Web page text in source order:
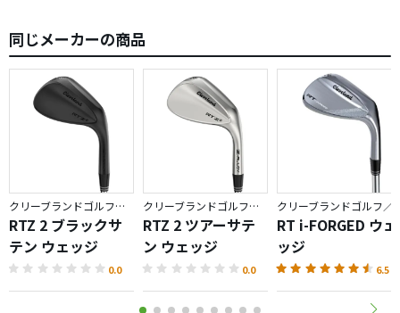
同じメーカーの商品
クリーブランドゴルフ／RTZ
RTZ 2 ブラックサ
テン ウェッジ
0.0
クリーブランドゴルフ／RTZ
RTZ 2 ツアーサテ
ン ウェッジ
0.0
クリーブランドゴルフ／
RT i-FORGED ウェ
ッジ
6.5